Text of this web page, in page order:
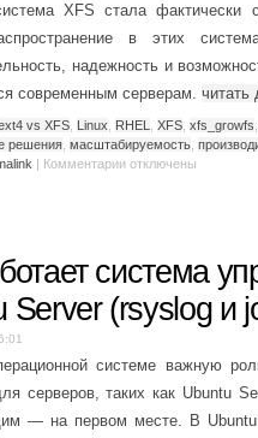
XFS стала фактически
в этих
надежность и
современным серверам. читать
vs XFS Linux RHEL XFS xfs_growfs
решения масштабируемость
| Комментарии отключены
система
Server (rsyslog и
системе важную
серверов, таких как Ubuntu
— на первом месте. В